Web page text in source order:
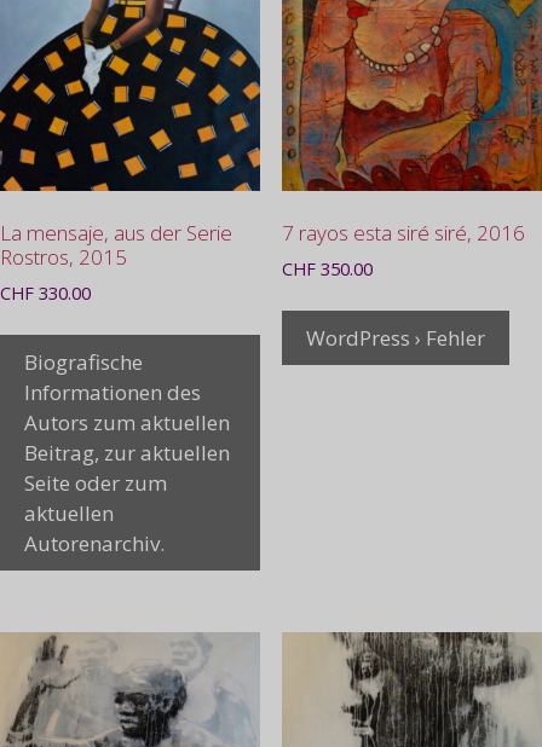
La mensaje, aus der Serie
Rostros, 2015
CHF 330.00
Biografische
Informationen des
Autors zum aktuellen
Beitrag, zur aktuellen
Seite oder zum
aktuellen
Autorenarchiv.
7 rayos esta siré siré, 2016
CHF350.00
WordPress › Fehler